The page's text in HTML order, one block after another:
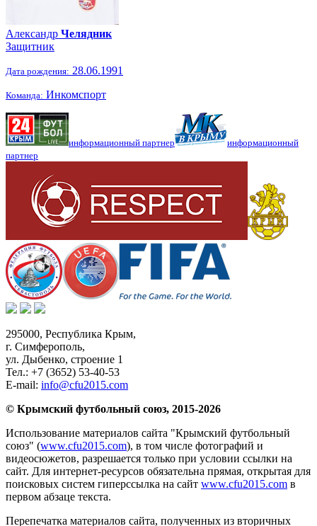
Александр Челядник
Защитник
Дата рождения: 28.06.1991
Команда: Инкомспорт
информационный партнер
информационный
партнер
295000, Республика Крым,
г. Симферополь,
ул. Дыбенко, строение 1
Тел.: +7 (3652) 53-40-53
E-mail: info@cfu2015.com
© Крымский футбольный союз, 2015-2026
Использование материалов сайта "Крымский футбольный
союз" (www.cfu2015.com), в том числе фотографий и
видеосюжетов, разрешается только при условии ссылки на
сайт. Для интернет-ресурсов обязательна прямая, открытая для
поисковых систем гиперссылка на сайт www.cfu2015.com в
первом абзаце текста.
Перепечатка материалов сайта, полученных из вторичных